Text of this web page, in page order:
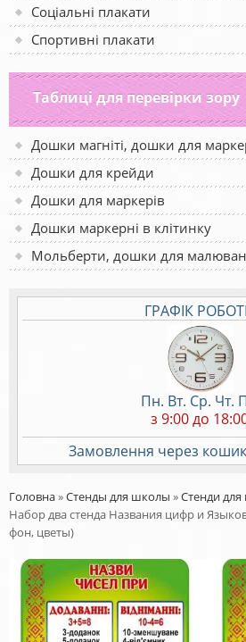
Соціальні плакати
Спортивні плакати
Таблиці для перевірки зору
Дошки магніті, дошки для
Дошки для крейди
Дошки для маркерів
Дошки маркерні в клітинку
Мольберти, дошки для
ГРАФІК
Пн. Вт. Ср. Чт.
з 9:00 до
Замовлення через кошик
Головна»Стенды для школы »Стенди
Набор два стенда Названия цифр и
фон, цветы)